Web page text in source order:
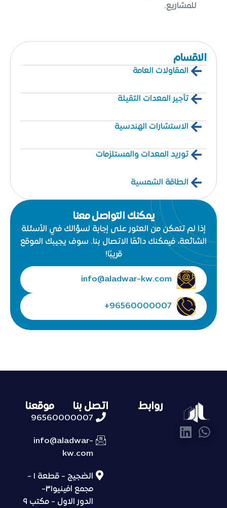
للمشاريع.
الاقسام
المقاولات العامة
تأجير المعدات الثقيلة
الاستشارات الهندسية
توريد المعدات والمستلزمات
الطاقة الشمسية
يمكنك التواصل معنا
إذا لم تتمكن من العثور على إجابة لسؤالك في الأسئلة
الشائعة، فيمكنك دائمًا الاتصال بنا. سوف يجيبك الموقع
قريبًا!
info@aladwar-kw.com
96560000007+
روابط اتصل بنا
96560000007
info@aladwar-
kw.com
الضجيج - قطعة ١ -
مجمع افينيو٣١-
الدور الاول - مكتب ٩
موقعنا